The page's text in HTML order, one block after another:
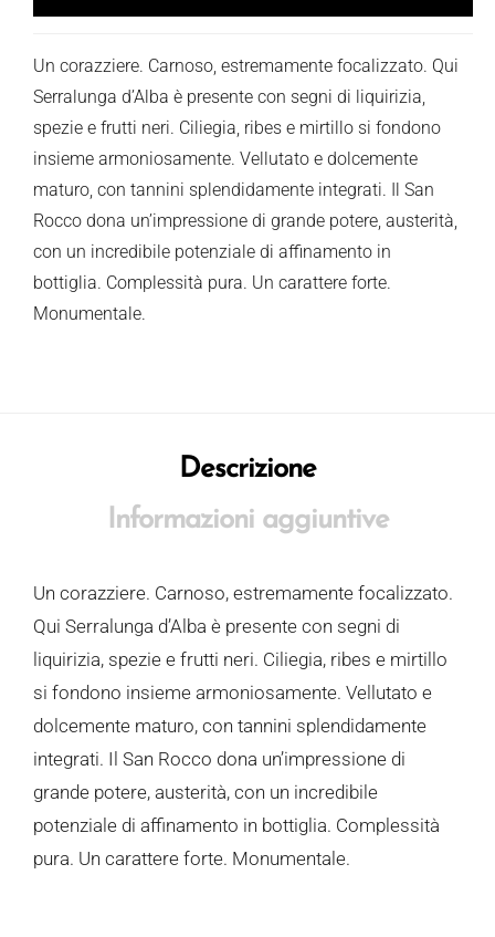
Un corazziere. Carnoso, estremamente focalizzato. Qui
Serralunga d’Alba è presente con segni di liquirizia,
spezie e frutti neri. Ciliegia, ribes e mirtillo si fondono
insieme armoniosamente. Vellutato e dolcemente
maturo, con tannini splendidamente integrati. Il San
Rocco dona un’impressione di grande potere, austerità,
con un incredibile potenziale di affinamento in
bottiglia. Complessità pura. Un carattere forte.
Monumentale.
Descrizione
Informazioni aggiuntive
Un corazziere. Carnoso, estremamente focalizzato.
Qui Serralunga d’Alba è presente con segni di
liquirizia, spezie e frutti neri. Ciliegia, ribes e mirtillo
si fondono insieme armoniosamente. Vellutato e
dolcemente maturo, con tannini splendidamente
integrati. Il San Rocco dona un’impressione di
grande potere, austerità, con un incredibile
potenziale di affinamento in bottiglia. Complessità
pura. Un carattere forte. Monumentale.